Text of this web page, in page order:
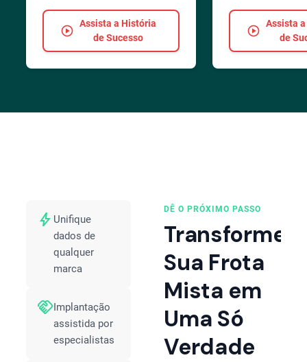
play_circle Assista a História
de Sucesso
play_circle Assista
de
DÊ O PRÓXIMO PASSO
Transforme
Sua Frota
Mista em
Uma Só
Verdade
bolt Unifique
dados de
qualquer
marca
handshakeImplantação
assistida por
especialistas